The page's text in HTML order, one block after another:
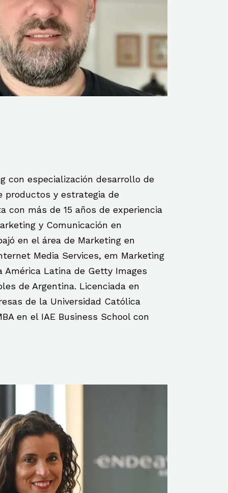
con especialización desarrollo de
productos y estrategia de
con más de 15 años de experiencia
y Comunicación en
en el área de Marketing en
Media Services, em Marketing
América Latina de Getty Images
de Argentina. Licenciada en
de la Universidad Católica
en el IAE Business School con